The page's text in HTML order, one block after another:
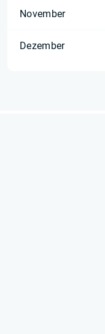
November
Dezember